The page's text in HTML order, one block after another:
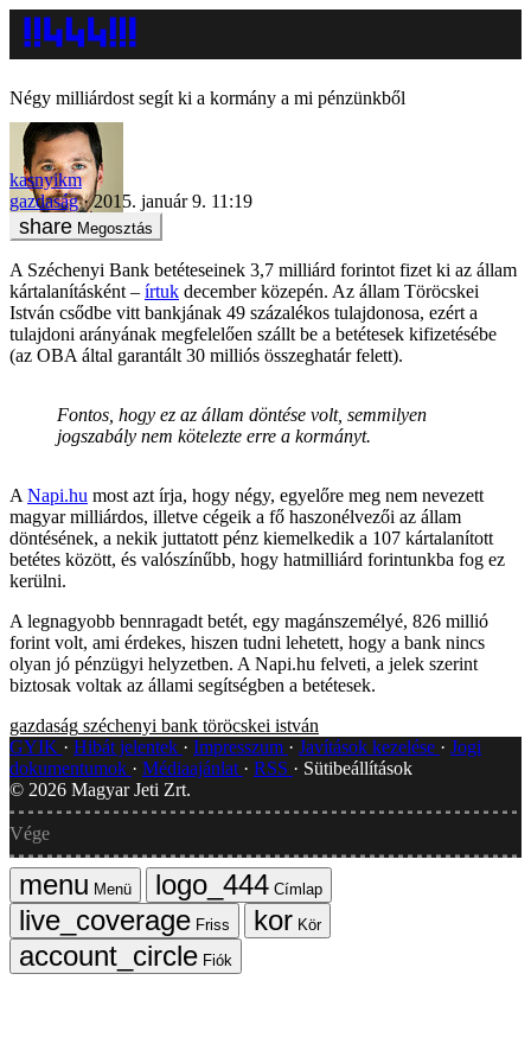
Négy milliárdost segít ki a kormány a mi pénzünkből
kasnyikm
gazdaság
2015. január 9. 11:19
Megosztás
A Széchenyi Bank betéteseinek 3,7 milliárd forintot fizet ki az állam
kártalanításként – írtuk december közepén. Az állam Töröcskei
István csődbe vitt bankjának 49 százalékos tulajdonosa, ezért a
tulajdoni arányának megfelelően szállt be a betétesek kifizetésébe
(az OBA által garantált 30 milliós összeghatár felett).
Fontos, hogy ez az állam döntése volt, semmilyen
jogszabály nem kötelezte erre a kormányt.
A Napi.hu most azt írja, hogy négy, egyelőre meg nem nevezett
magyar milliárdos, illetve cégeik a fő haszonélvezői az állam
döntésének, a nekik juttatott pénz kiemelkedik a 107 kártalanított
betétes között, és valószínűbb, hogy hatmilliárd forintunkba fog ez
kerülni.
A legnagyobb bennragadt betét, egy magánszemélyé, 826 millió
forint volt, ami érdekes, hiszen tudni lehetett, hogy a bank nincs
olyan jó pénzügyi helyzetben. A Napi.hu felveti, a jelek szerint
biztosak voltak az állami segítségben a betétesek.
gazdaság széchenyi bank töröcskei istván
GYIK
Hibát jelentek Impresszum Javítások kezelése
Jogi
dokumentumok
Médiaajánlat RSS
Sütibeállítások
© 2026 Magyar Jeti Zrt.
Vége
Menü
Címlap
Friss
Kör
Fiók